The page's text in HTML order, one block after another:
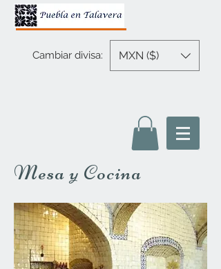
Cambiar divisa: MXN ($)
Mesa y Cocina